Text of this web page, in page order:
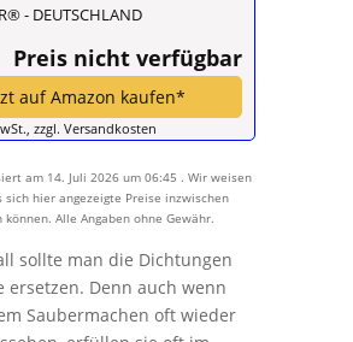
- DEUTSCHLAND
Preis nicht verfügbar
auf Amazon kaufen*
zzgl. Versandkosten
am 14. Juli 2026 um 06:45 . Wir weisen
sich hier angezeigte Preise inzwischen
Alle Angaben ohne Gewähr.
sollte man die Dichtungen
ersetzen. Denn auch wenn
Saubermachen oft wieder